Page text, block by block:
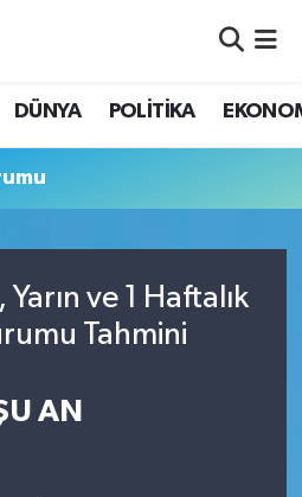
DÜNYA POLİTİKA
ve 1 Haftalık
Tahmini
AN
ve Fikstür